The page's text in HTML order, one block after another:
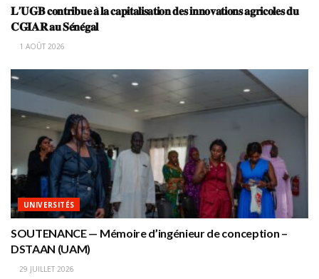
𝐋’𝐔𝐆𝐁 𝐜𝐨𝐧𝐭𝐫𝐢𝐛𝐮𝐞 𝐚̀ 𝐥𝐚 𝐜𝐚𝐩𝐢𝐭𝐚𝐥𝐢𝐬𝐚𝐭𝐢𝐨𝐧 𝐝𝐞𝐬 𝐢𝐧𝐧𝐨𝐯𝐚𝐭𝐢𝐨𝐧𝐬 𝐚𝐠𝐫𝐢𝐜𝐨𝐥𝐞𝐬 𝐝𝐮
𝐂𝐆𝐈𝐀𝐑 𝐚𝐮 𝐒𝐞́𝐧𝐞́𝐠𝐚𝐥
1 AOÛT 2026
UNIVERSITÉS
SOUTENANCE — Mémoire d’ingénieur de conception –
DSTAAN (UAM)
29 JUILLET 2026